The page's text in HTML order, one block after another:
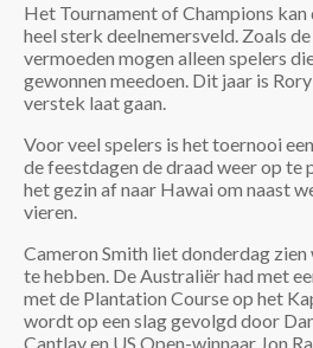
Het Tournament of Champions kan
heel sterk deelnemersveld. Zoals
vermoeden mogen alleen spelers
gewonnen meedoen. Dit jaar is
verstek laat gaan.
Voor veel spelers is het toernooi
de feestdagen de draad weer op te
het gezin af naar Hawai om naast
vieren.
Cameron Smith liet donderdag
te hebben. De Australiër had met
met de Plantation Course op het
wordt op een slag gevolgd door
Cantlay en US Open-winnaar Jon